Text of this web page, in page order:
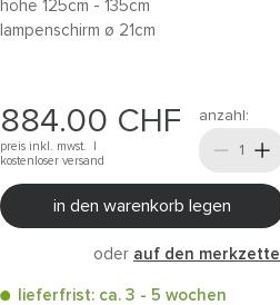
höhe 125cm - 135cm
lampenschirm ø 21cm
884.00 CHF
preis inkl. mwst. |
kostenloser versand
anzahl:
in den warenkorb legen
oder auf den merkzettel
lieferfrist: ca. 3 - 5 wochen